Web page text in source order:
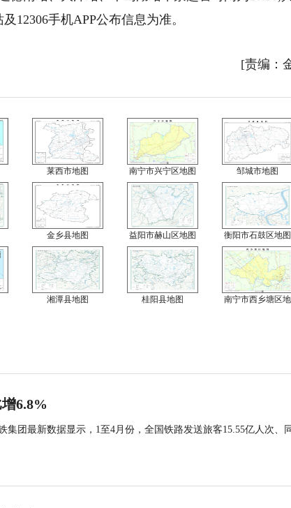
12306手机APP公布信息为准。
[责编：
莱西市地图 南宁市兴宁区地图 邹城市地图
金乡县地图 益阳市赫山区地图 衡阳市石鼓区地图
湘潭县地图 桂阳县地图 南宁市西乡塘区地
6.8%
团最新数据显示，1至4月份，全国铁路发送旅客15.55亿人次、